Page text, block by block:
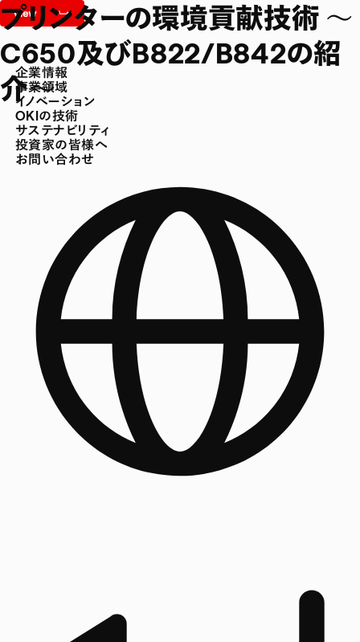
企業情報
事業領域
イノベーション
OKIの技術
サステナビリティ
投資家の皆様へ
お問い合わせ
プリンターの環境貢献技術 ～
C650及びB822/B842の紹
介～